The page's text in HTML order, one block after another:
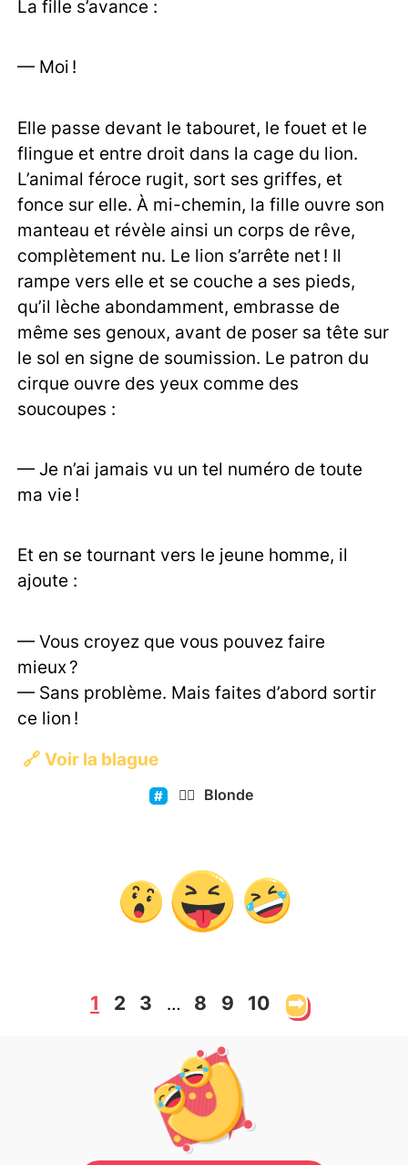
La fille s’avance :
— Moi !
Elle passe devant le tabouret, le fouet et le
flingue et entre droit dans la cage du lion.
L’animal féroce rugit, sort ses griffes, et
fonce sur elle. À mi-chemin, la fille ouvre son
manteau et révèle ainsi un corps de rêve,
complètement nu. Le lion s’arrête net ! Il
rampe vers elle et se couche a ses pieds,
qu’il lèche abondamment, embrasse de
même ses genoux, avant de poser sa tête sur
le sol en signe de soumission. Le patron du
cirque ouvre des yeux comme des
soucoupes :
— Je n’ai jamais vu un tel numéro de toute
ma vie !
Et en se tournant vers le jeune homme, il
ajoute :
— Vous croyez que vous pouvez faire
mieux ?
— Sans problème. Mais faites d’abord sortir
ce lion !
🔗 Voir la blague
👱‍♀️ Blonde
1 2 3 … 8 9 10 ➡